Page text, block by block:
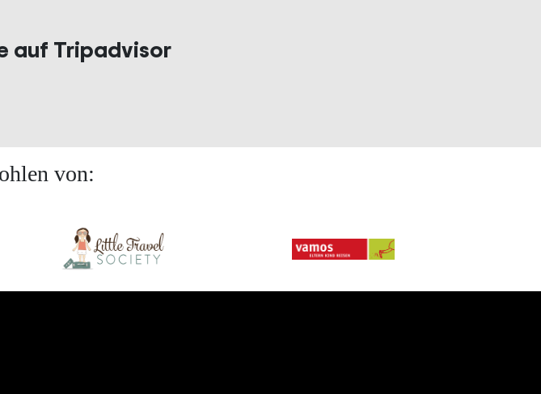
auf Tripadvisor
von: